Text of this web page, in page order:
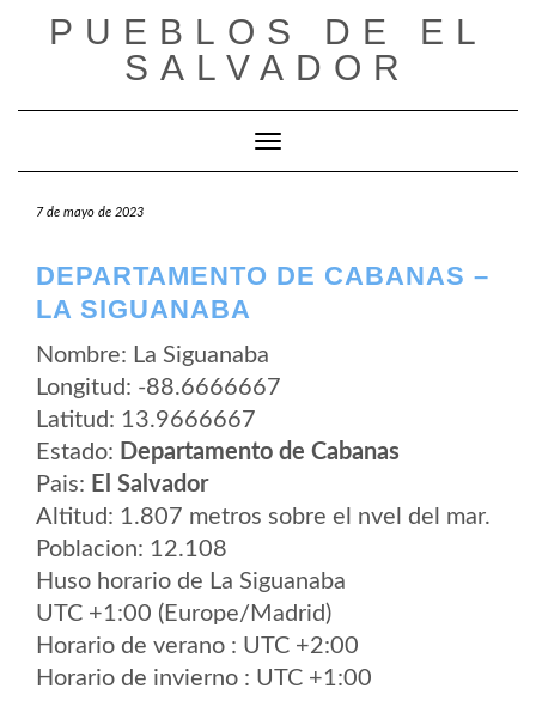
PUEBLOS DE EL
SALVADOR
Cambiar modo de navegación
7 de mayo de 2023
DEPARTAMENTO DE CABANAS –
LA SIGUANABA
Nombre: La Siguanaba
Longitud: -88.6666667
Latitud: 13.9666667
Estado: Departamento de Cabanas
Pais: El Salvador
Altitud: 1.807 metros sobre el nvel del mar.
Poblacion: 12.108
Huso horario de La Siguanaba
UTC +1:00 (Europe/Madrid)
Horario de verano : UTC +2:00
Horario de invierno : UTC +1:00